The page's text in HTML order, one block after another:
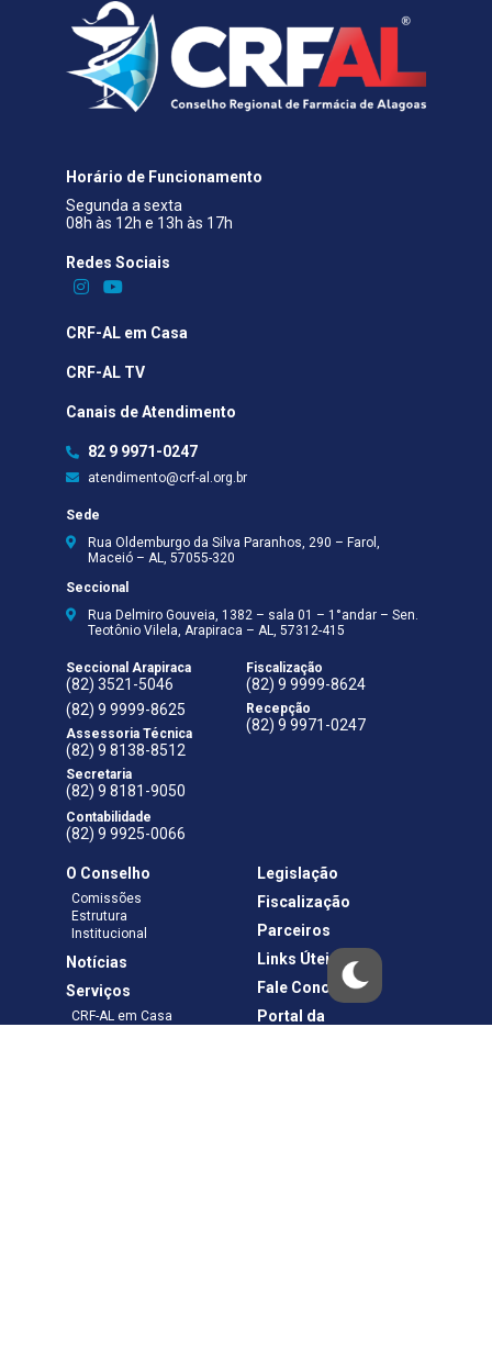
Horário de Funcionamento
Segunda a sexta
08h às 12h e 13h às 17h
Redes Sociais​
CRF-AL em Casa
CRF-AL TV
Canais de Atendimento
82 9 9971-0247
atendimento@crf-al.org.br
Sede
Rua Oldemburgo da Silva Paranhos, 290 – Farol,
Maceió – AL, 57055-320
Seccional
Rua Delmiro Gouveia, 1382 – sala 01 – 1°andar – Sen.
Teotônio Vilela, Arapiraca – AL, 57312-415
Seccional Arapiraca
(82) 3521-5046
(82) 9 9999-8625
Assessoria Técnica
(82) 9 8138-8512
Secretaria
(82) 9 8181-9050
Contabilidade
(82) 9 9925-0066
Fiscalização
(82) 9 9999-8624
Recepção
(82) 9 9971-0247
O Conselho
Comissões
Estrutura
Institucional
Notícias
Serviços
CRF-AL em Casa
Legislação
Fiscalização
Parceiros
Links Úteis
Fale Conosco
Portal da